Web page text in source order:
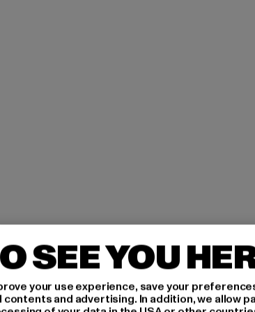
SEE YOU
your use experience, save your
and advertising. In addition, we allow